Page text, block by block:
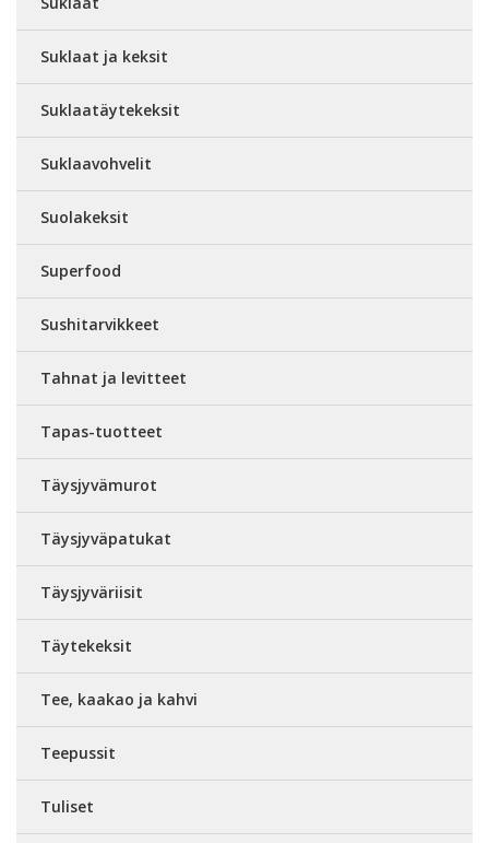
Suklaat ja keksit
Suklaatäytekeksit
Suklaavohvelit
Suolakeksit
Superfood
Sushitarvikkeet
Tahnat ja levitteet
Tapas-tuotteet
Täysjyvämurot
Täysjyväpatukat
Täysjyväriisit
Täytekeksit
Tee, kaakao ja kahvi
Teepussit
Tuliset